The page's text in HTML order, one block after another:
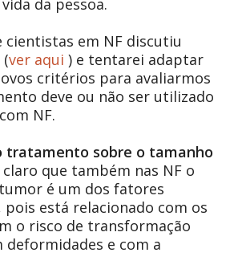
cientistas em NF discutiu
ver aqui ) e tentarei adaptar
critérios para avaliarmos
deve ou não ser utilizado
NF.
tratamento sobre o tamanho
que também nas NF o
é um dos fatores
está relacionado com os
o risco de transformação
deformidades e com a